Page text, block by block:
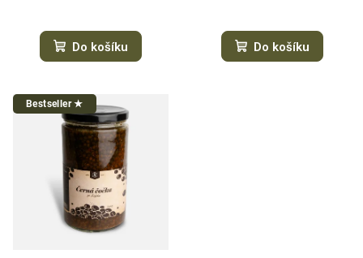
Do košíku Do košíku
Bestseller ★